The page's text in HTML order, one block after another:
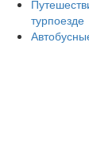
турпоезде